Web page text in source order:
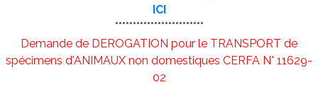
ICI
*************************
Demande de DEROGATION pour le TRANSPORT de
spécimens d'ANIMAUX non domestiques CERFA N° 11629-
02